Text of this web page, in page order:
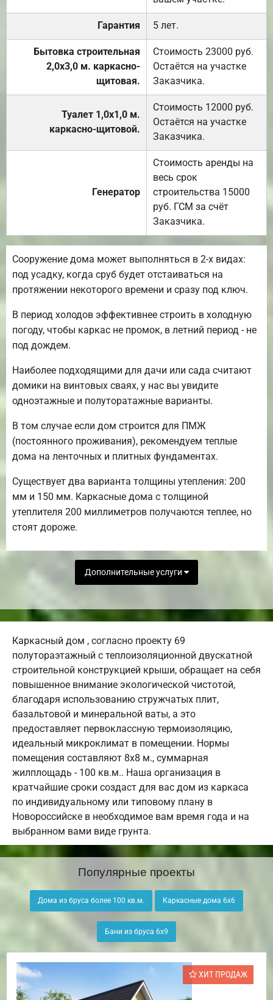
Гарантия 5 лет.
Бытовка строительная
2,0х3,0 м. каркасно-
щитовая.
Стоимость 23000 руб.
Остаётся на участке
Заказчика.
Туалет 1,0х1,0 м.
каркасно-щитовой.
Стоимость 12000 руб.
Остаётся на участке
Заказчика.
Генератор
Стоимость аренды на
весь срок
строительства 15000
руб. ГСМ за счёт
Заказчика.
Сооружение дома может выполняться в 2-х видах:
под усадку, когда сруб будет отстаиваться на
протяжении некоторого времени и сразу под ключ.
В период холодов эффективнее строить в холодную
погоду, чтобы каркас не промок, в летний период - не
под дождем.
Наиболее подходящими для дачи или сада считают
домики на винтовых сваях, у нас вы увидите
одноэтажные и полуторатажные варианты.
В том случае если дом строится для ПМЖ
(постоянного проживания), рекомендуем теплые
дома на ленточных и плитных фундаментах.
Существует два варианта толщины утепления: 200
мм и 150 мм. Каркасные дома с толщиной
утеплителя 200 миллиметров получаются теплее, но
стоят дороже.
Дополнительные услуги
Каркасный дом , согласно проекту 69
полутораэтажный с теплоизоляционной двускатной
строительной конструкцией крыши, обращает на себя
повышенное внимание экологической чистотой,
благодаря использованию стружчатых плит,
базальтовой и минеральной ваты, а это
предоставляет первоклассную термоизоляцию,
идеальный микроклимат в помещении. Нормы
помещения составляют 8х8 м., суммарная
жилплощадь - 100 кв.м.. Наша организация в
кратчайшие сроки создаст для вас дом из каркаса
по индивидуальному или типовому плану в
Новороссийске в необходимое вам время года и на
выбранном вами виде грунта.
Популярные проекты
Дома из бруса более 100 кв.м. Каркасные дома 6х6
Бани из бруса 6х9
ХИТ ПРОДАЖ